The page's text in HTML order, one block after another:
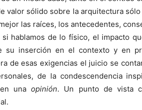
valor sólido sobre la arquitectura
las raíces, los antecedentes,
hablamos de lo físico, el impacto
su inserción en el contexto y en
de esas exigencias el juicio se
de la condescendencia
en unaopinión. Un punto de vista